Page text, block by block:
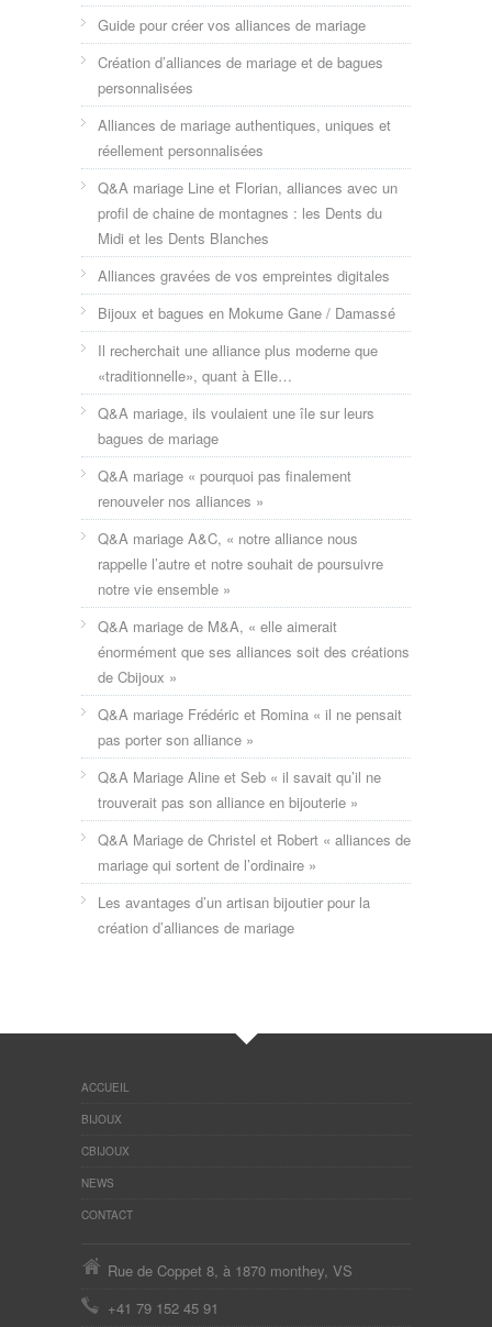
Guide pour créer vos alliances de mariage
Création d’alliances de mariage et de bagues
personnalisées
Alliances de mariage authentiques, uniques et
réellement personnalisées
Q&A mariage Line et Florian, alliances avec un
profil de chaine de montagnes : les Dents du
Midi et les Dents Blanches
Alliances gravées de vos empreintes digitales
Bijoux et bagues en Mokume Gane / Damassé
Il recherchait une alliance plus moderne que
«traditionnelle», quant à Elle…
Q&A mariage, ils voulaient une île sur leurs
bagues de mariage
Q&A mariage « pourquoi pas finalement
renouveler nos alliances »
Q&A mariage A&C, « notre alliance nous
rappelle l’autre et notre souhait de poursuivre
notre vie ensemble »
Q&A mariage de M&A, « elle aimerait
énormément que ses alliances soit des créations
de Cbijoux »
Q&A mariage Frédéric et Romina « il ne pensait
pas porter son alliance »
Q&A Mariage Aline et Seb « il savait qu’il ne
trouverait pas son alliance en bijouterie »
Q&A Mariage de Christel et Robert « alliances de
mariage qui sortent de l’ordinaire »
Les avantages d’un artisan bijoutier pour la
création d’alliances de mariage
ACCUEIL
BIJOUX
CBIJOUX
NEWS
CONTACT
Rue de Coppet 8, à 1870 monthey, VS
+41 79 152 45 91